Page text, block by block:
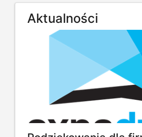
Aktualności